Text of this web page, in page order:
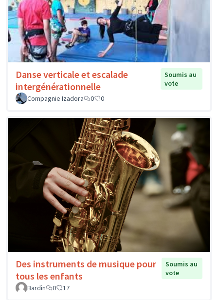
Danse verticale et escalade
intergénérationnelle
Soumis au
vote
Compagnie Izadora
0 0
Des instruments de musique pour
tous les enfants
Soumis au
vote
Bardin
0 17